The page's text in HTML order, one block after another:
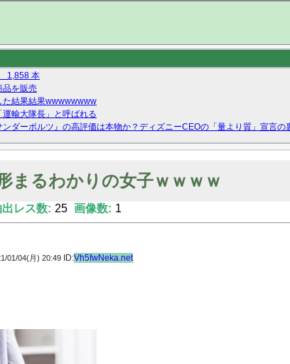
1,858 本
品を販売
た結果結果wwwwwwww
輸大隊長」と呼ばれる
ダーボルツ』の高評価は本物か？ディズニーCEOの「量より質」宣言
ク出演も新規獲得ならず？北川莉央が1位に
まるわかりの女子ｗｗｗｗ
出レス数: 25 画像数: 1
01/04(月) 20:49 ID:Vh5fwNeka.net